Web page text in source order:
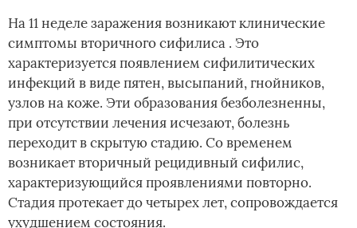
На 11 неделе заражения возникают клинические
симптомы вторичного сифилиса . Это
характеризуется появлением сифилитических
инфекций в виде пятен, высыпаний, гнойников,
узлов на коже. Эти образования безболезненны,
при отсутствии лечения исчезают, болезнь
переходит в скрытую стадию. Со временем
возникает вторичный рецидивный сифилис,
характеризующийся проявлениями повторно.
Стадия протекает до четырех лет, сопровождается
ухудшением состояния.